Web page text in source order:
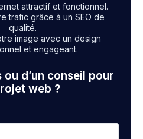
attractif et fonctionnel.
trafic grâce à un SEO de
qualité.
image avec un design
et engageant.
ou d’un conseil pour
web ?